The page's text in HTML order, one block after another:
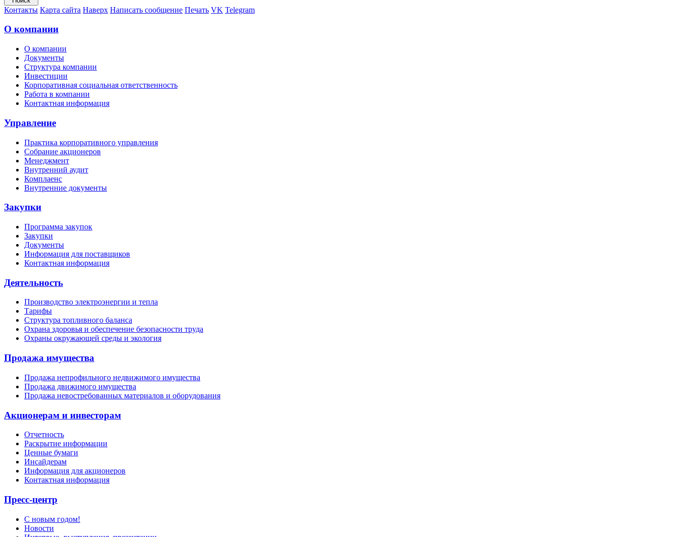
Контакты Карта сайта Наверх Написать сообщение Печать VK Telegram
О компании
О компании
Документы
Структура компании
Инвестиции
Корпоративная социальная ответственность
Работа в компании
Контактная информация
Управление
Практика корпоративного управления
Собрание акционеров
Менеджмент
Внутренний аудит
Комплаенс
Внутренние документы
Закупки
Программа закупок
Закупки
Документы
Информация для поставщиков
Контактная информация
Деятельность
Производство электроэнергии и тепла
Тарифы
Структура топливного баланса
Охрана здоровья и обеспечение безопасности труда
Охраны окружающей среды и экология
Продажа имущества
Продажа непрофильного недвижимого имущества
Продажа движимого имущества
Продажа невостребованных материалов и оборудования
Акционерам и инвесторам
Отчетность
Раскрытие информации
Ценные бумаги
Инсайдерам
Информация для акционеров
Контактная информация
Пресс-центр
С новым годом!
Новости